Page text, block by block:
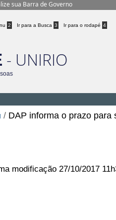
sua Barra de Governo
2 Ir para a Busca 3 Ir para o rodapé 4
- UNIRIO
/ DAP informa o prazo para
modificação 27/10/2017